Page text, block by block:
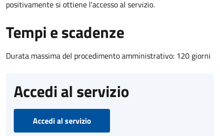
positivamente si ottiene l'accesso al servizio.
Tempi e scadenze
Durata massima del procedimento amministrativo: 120 giorni
Accedi al servizio
Accedi al servizio